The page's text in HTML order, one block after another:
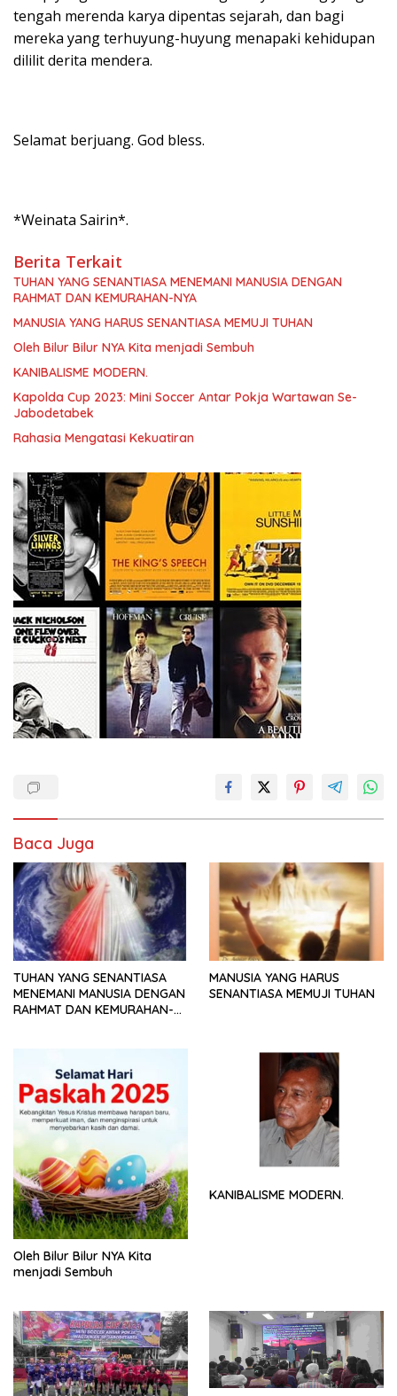
tengah merenda karya dipentas sejarah, dan bagi
mereka yang terhuyung-huyung menapaki kehidupan
dililit derita mendera.
Selamat berjuang. God bless.
*Weinata Sairin*.
Berita Terkait
TUHAN YANG SENANTIASA MENEMANI MANUSIA DENGAN
RAHMAT DAN KEMURAHAN-NYA
MANUSIA YANG HARUS SENANTIASA MEMUJI TUHAN
Oleh Bilur Bilur NYA Kita menjadi Sembuh
KANIBALISME MODERN.
Kapolda Cup 2023: Mini Soccer Antar Pokja Wartawan Se-
Jabodetabek
Rahasia Mengatasi Kekuatiran
Baca Juga
TUHAN YANG SENANTIASA
MENEMANI MANUSIA DENGAN
RAHMAT DAN KEMURAHAN-
MANUSIA YANG HARUS
SENANTIASA MEMUJI TUHAN
Oleh Bilur Bilur NYA Kita
menjadi Sembuh
KANIBALISME MODERN.